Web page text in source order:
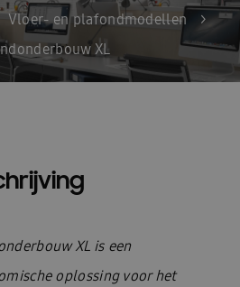
Vloer- en plafondmodellen
>
XL
XL is een
oplossing voor het